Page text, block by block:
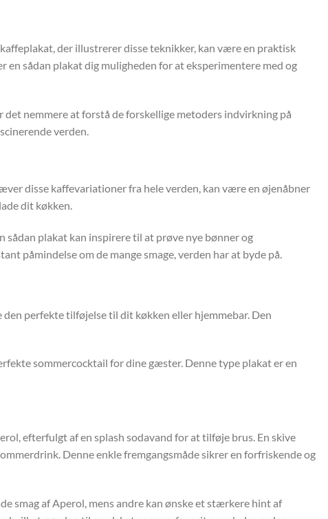
der illustrerer disse teknikker, kan være en praktisk
en sådan plakat dig muligheden for at eksperimentere med og
nemmere at forstå de forskellige metoders indvirkning på
verden.
disse kaffevariationer fra hele verden, kan være en øjenåbner
dit køkken.
plakat kan inspirere til at prøve nye bønner og
påmindelse om de mange smage, verden har at byde på.
perfekte tilføjelse til dit køkken eller hjemmebar. Den
sommercocktail for dine gæster. Denne type plakat er en
efterfulgt af en splash sodavand for at tilføje brus. En skive
Denne enkle fremgangsmåde sikrer en forfriskende og
af Aperol, mens andre kan ønske et stærkere hint af